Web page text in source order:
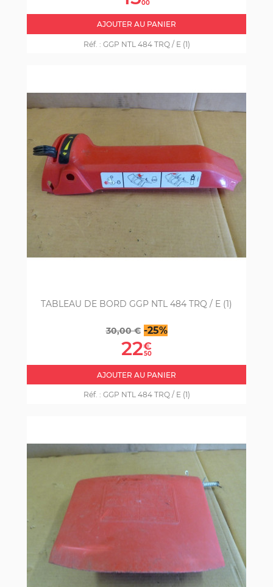
base 00
AJOUTER AU PANIER
Réf. : GGP NTL 484 TRQ / E (1)
TABLEAU DE BORD GGP NTL 484 TRQ / E (1)
Prix
base
30,00 € -25%Prix
22€
50
AJOUTER AU PANIER
Réf. : GGP NTL 484 TRQ / E (1)